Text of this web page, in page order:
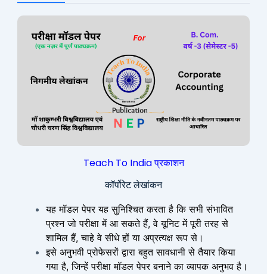
Teach To India प्रकाशन
कॉर्पोरेट लेखांकन
यह मॉडल पेपर यह सुनिश्चित करता है कि सभी संभावित
प्रश्न जो परीक्षा में आ सकते हैं, वे यूनिट में पूरी तरह से
शामिल हैं, चाहे वे सीधे हों या अप्रत्यक्ष रूप से।
इसे अनुभवी प्रोफेसरों द्वारा बहुत सावधानी से तैयार किया
गया है, जिन्हें परीक्षा मॉडल पेपर बनाने का व्यापक अनुभव है।